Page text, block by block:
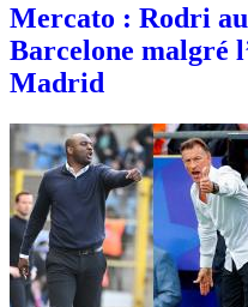
Mercato : Rodri
Barcelone malgré
Madrid